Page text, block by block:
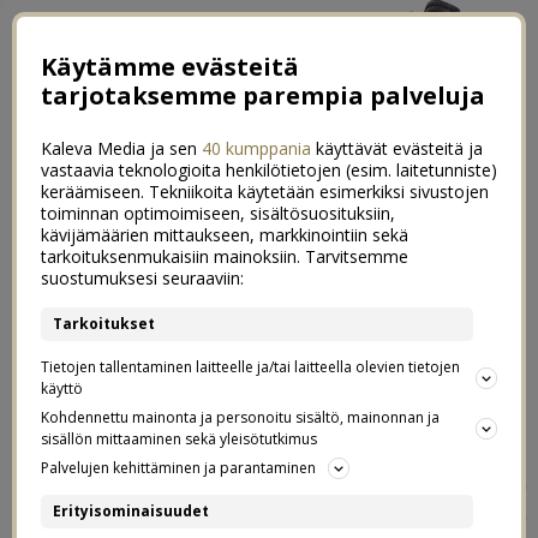
Luukku 7: Kirjalahjat jouluun 2022
– joulun parhaat kirjat
Kaupallinen yhteistyö: Kirja.fi
Tämän päivän luukusta löytyy kirjasuositukset koko
perheelle tälle joululle. Joululahjavinkkejä toivotaan joka
vuosi joulukalenteriin, ja kirjalahjat on ihan best, joten
Käytämme evästeitä
tarjotaksemme parempia palveluja
Kaleva Media ja sen 40 kumppania käyttävät evästeitä ja
vastaavia teknologioita henkilötietojen (esim. laitetunniste)
keräämiseen. Tekniikoita käytetään esimerkiksi sivustojen
toiminnan optimoimiseen, sisältösuosituksiin,
kävijämäärien mittaukseen, markkinointiin sekä
tarkoituksenmukaisiin mainoksiin. Tarvitsemme
suostumuksesi seuraaviin:
Tarkoitukset
Tietojen tallentaminen laitteelle ja/tai laitteella olevien tietojen
käyttö
Kohdennettu mainonta ja personoitu sisältö, mainonnan ja
sisällön mittaaminen sekä yleisötutkimus
Palvelujen kehittäminen ja parantaminen
Erityisominaisuudet